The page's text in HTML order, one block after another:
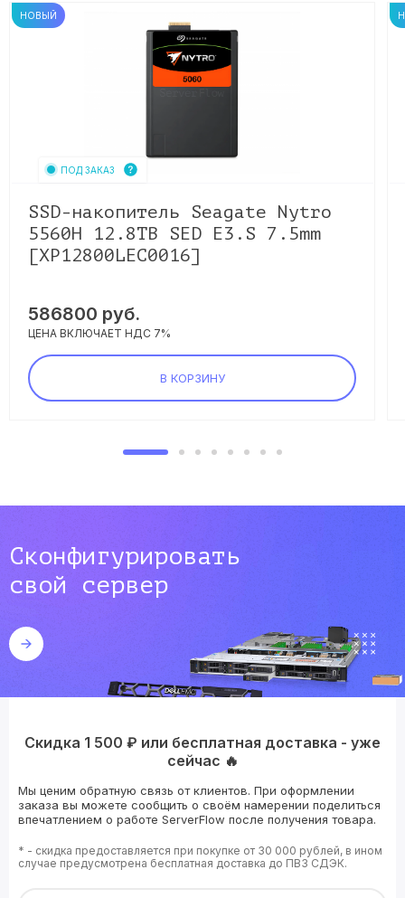
НОВЫЙ
ПОД ЗАКАЗ
SSD-накопитель Seagate Nytro
5560H 12.8TB SED E3.S 7.5mm
[XP12800LEC0016]
586800 руб.
ЦЕНА ВКЛЮЧАЕТ НДС 7%
В КОРЗИНУ
Сконфигурировать
свой сервер
Скидка 1 500 ₽ или бесплатная доставка - уже
сейчас 🔥
Мы ценим обратную связь от клиентов. При оформлении
заказа вы можете сообщить о своём намерении поделиться
впечатлением о работе ServerFlow после получения товара.
* - скидка предоставляется при покупке от 30 000 рублей, в ином
случае предусмотрена бесплатная доставка до ПВЗ СДЭК.